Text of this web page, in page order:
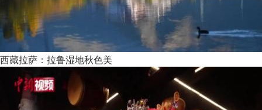
西藏拉萨：拉鲁湿地秋色美